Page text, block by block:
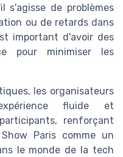
s'agisse de problèmes
ou de retards dans
important d'avoir des
pour minimiser les
les organisateurs
fluide et
renforçant
Paris comme un
le monde de la tech